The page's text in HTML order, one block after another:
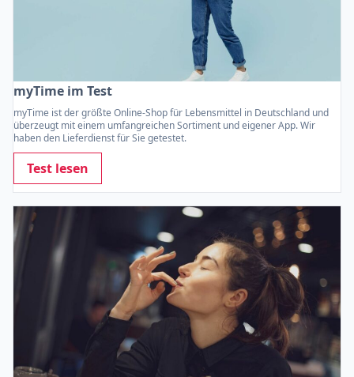
myTime im Test
myTime ist der größte Online-Shop für Lebensmittel in Deutschland und
überzeugt mit einem umfangreichen Sortiment und eigener App. Wir
haben den Lieferdienst für Sie getestet.
Test lesen